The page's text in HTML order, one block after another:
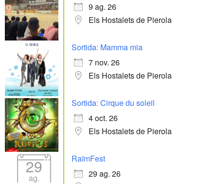
9 ag. 26
Els Hostalets de Pierola
Sortida: Mamma mia
7 nov. 26
Els Hostalets de Pierola
Sortida: Cirque du soleil
4 oct. 26
Els Hostalets de Pierola
29
ag.
RaïmFest
29 ag. 26